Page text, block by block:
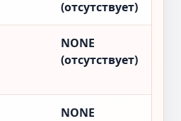
(отсутствует)
NONE
(отсутствует)
NONE